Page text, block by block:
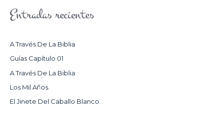
C
R
:
Entradas recientes
A Través De La Biblia
Guías Capítulo 01
A Través De La Biblia
Los Mil Años.
El Jinete Del Caballo Blanco.